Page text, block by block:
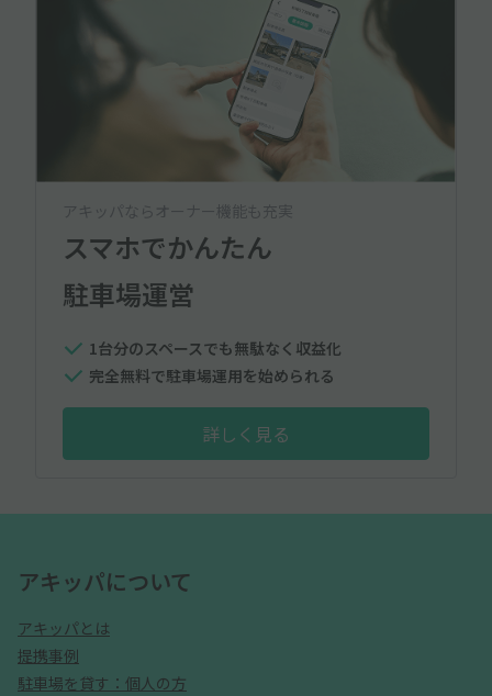
アキッパならオーナー機能も充実
スマホでかんたん
駐車場運営
1台分のスペースでも無駄なく収益化
完全無料で駐車場運用を始められる
詳しく見る
アキッパについて
アキッパとは
提携事例
駐車場を貸す：個人の方